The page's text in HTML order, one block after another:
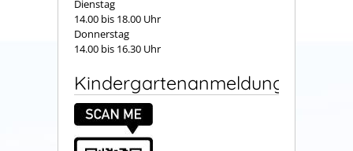
Dienstag
14.00 bis 18.00 Uhr
Donnerstag
14.00 bis 16.30 Uhr
Kindergartenanmeldung